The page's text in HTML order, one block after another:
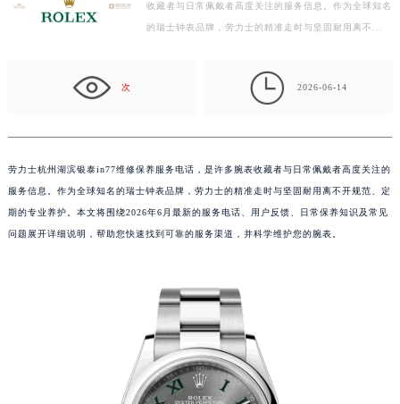
收藏者与日常佩戴者高度关注的服务信息。作为全球知名
的瑞士钟表品牌，劳力士的精准走时与坚固耐用离不…
次  2026-06-14
劳力士杭州湖滨银泰in77维修保养服务电话，是许多腕表收藏者与日常佩戴者高度关注的
服务信息。作为全球知名的瑞士钟表品牌，劳力士的精准走时与坚固耐用离不开规范、定
期的专业养护。本文将围绕2026年6月最新的服务电话、用户反馈、日常保养知识及常见
问题展开详细说明，帮助您快速找到可靠的服务渠道，并科学维护您的腕表。